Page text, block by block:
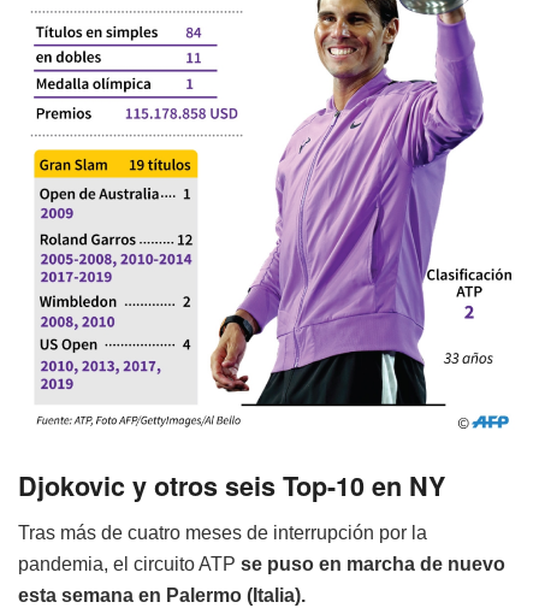
Djokovic y otros seis Top-10 en NY
Tras más de cuatro meses de interrupción por la
pandemia, el circuito ATP se puso en marcha de nuevo
esta semana en Palermo (Italia).